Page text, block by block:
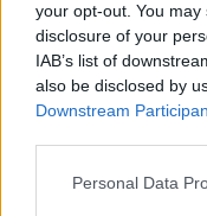
your opt-out. You
disclosure of your
IAB’s list of
also be disclosed by
Downstream
Personal Data